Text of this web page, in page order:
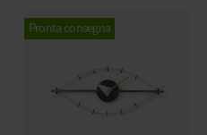
Pronta consegna